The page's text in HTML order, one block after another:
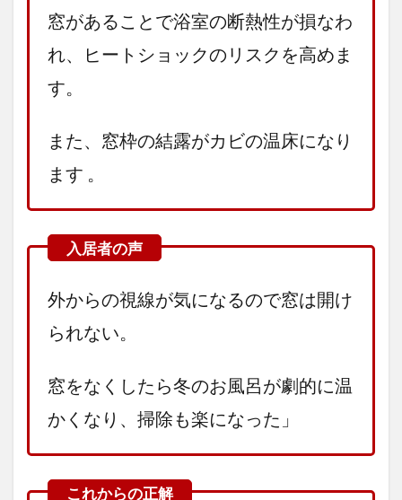
窓があることで浴室の断熱性が損なわ
れ、ヒートショックのリスクを高めま
す。
また、窓枠の結露がカビの温床になり
ます 。
外からの視線が気になるので窓は開け
られない。
窓をなくしたら冬のお風呂が劇的に温
かくなり、掃除も楽になった」